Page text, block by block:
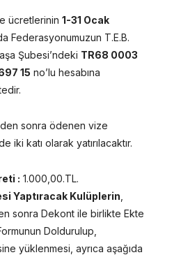
ücretlerinin 1-31 Ocak
Federasyonumuzun T.E.B.
Şubesi’ndeki TR68 0003
15 no’lu hesabına
sonra ödenen vize
iki katı olarak yatırılacaktır.
: 1.000,00.TL.
Yaptıracak Kulüplerin
sonra Dekont ile birlikte Ekte
Doldurulup,
yüklenmesi, ayrıca aşağıda